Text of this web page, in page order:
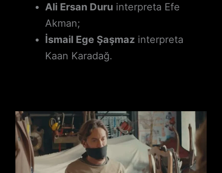
Ali Ersan Duruinterpreta Efe
Akman;
İsmail Ege Şaşmazinterpreta
Kaan Karadağ.